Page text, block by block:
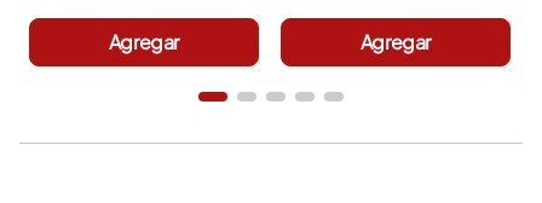
Agregar Agregar